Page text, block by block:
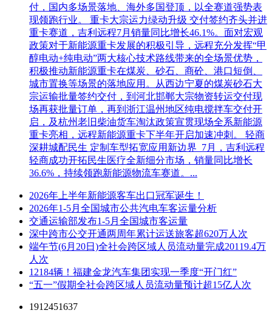
付，国内多场景落地、海外多国登顶，以全赛道强势表
现领跑行业。 重卡大宗运力绿动升级 交付签约齐头并进
重卡赛道，吉利远程7月销量同比增长46.1%。面对宏观
政策对于新能源重卡发展的积极引导，远程充分发挥“甲
醇电动+纯电动”两大核心技术路线带来的全场景优势，
积极推动新能源重卡在煤炭、砂石、商砼、港口短倒、
城市置换等场景的落地应用。从西边宁夏的煤炭砂石大
宗运输批量签约交付，到河北邯郸大宗物资转运交付现
场再获批量订单，再到浙江温州地区纯电搅拌车交付开
启，及杭州老旧柴油货车淘汰政策宣贯现场全系新能源
重卡亮相，远程新能源重卡下半年开启加速冲刺。 轻商
深耕城配民生 定制车型拓宽应用新边界 7月，吉利远程
轻商成功开拓民生医疗全新细分市场，销量同比增长
36.6%，持续领跑新能源物流车赛道。...
2026年上半年新能源客车出口冠军诞生！
2026年1-5月全国城市公共汽电车客运量分析
交通运输部发布1-5月全国城市客运量
深中跨市公交开通两周年累计运送旅客超620万人次
端午节(6月20日)全社会跨区域人员流动量完成20119.4万
人次
12184辆！福建金龙汽车集团实现一季度“开门红”
“五一”假期全社会跨区域人员流动量预计超15亿人次
1912451637